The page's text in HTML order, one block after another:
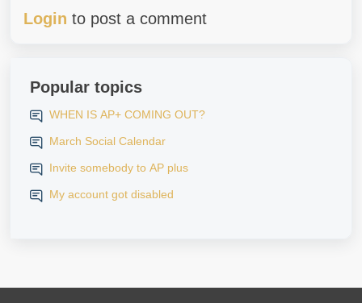
Login to post a comment
Popular topics
WHEN IS AP+ COMING OUT?
March Social Calendar
Invite somebody to AP plus
My account got disabled